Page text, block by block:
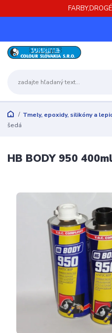
Tmely, epoxidy, silikóny a
šedá
HB BODY 950